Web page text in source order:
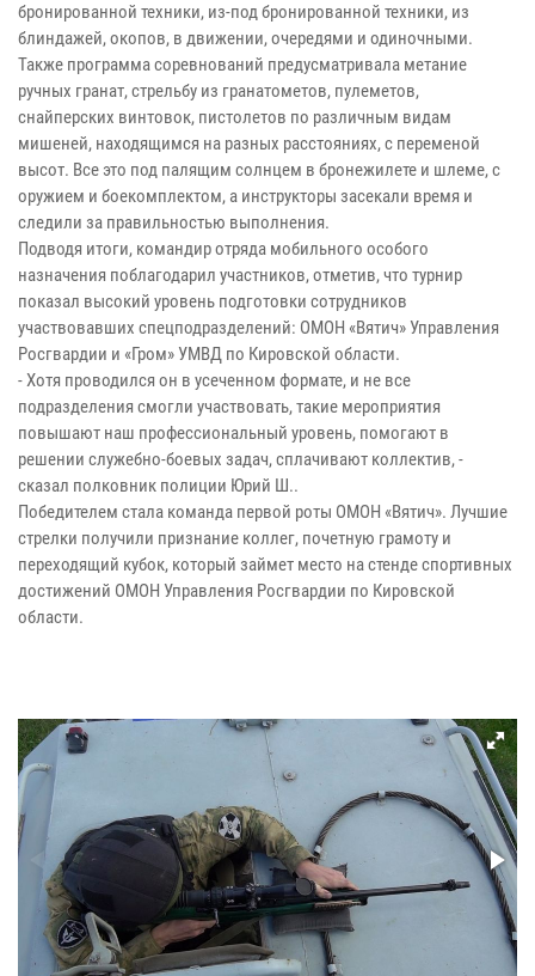
бронированной техники, из-под бронированной техники, из
блиндажей, окопов, в движении, очередями и одиночными.
Также программа соревнований предусматривала метание
ручных гранат, стрельбу из гранатометов, пулеметов,
снайперских винтовок, пистолетов по различным видам
мишеней, находящимся на разных расстояниях, с переменой
высот. Все это под палящим солнцем в бронежилете и шлеме, с
оружием и боекомплектом, а инструкторы засекали время и
следили за правильностью выполнения.
Подводя итоги, командир отряда мобильного особого
назначения поблагодарил участников, отметив, что турнир
показал высокий уровень подготовки сотрудников
участвовавших спецподразделений: ОМОН «Вятич» Управления
Росгвардии и «Гром» УМВД по Кировской области.
- Хотя проводился он в усеченном формате, и не все
подразделения смогли участвовать, такие мероприятия
повышают наш профессиональный уровень, помогают в
решении служебно-боевых задач, сплачивают коллектив, -
сказал полковник полиции Юрий Ш..
Победителем стала команда первой роты ОМОН «Вятич». Лучшие
стрелки получили признание коллег, почетную грамоту и
переходящий кубок, который займет место на стенде спортивных
достижений ОМОН Управления Росгвардии по Кировской
области.